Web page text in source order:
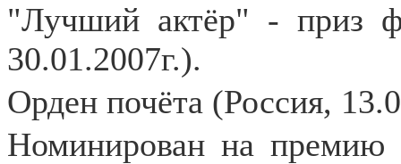
"Лучший актёр" - приз
30.01.2007г.).
Орден почёта (Россия,
Номинирован на премию